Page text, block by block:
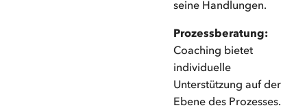
seine Handlungen.
Prozessberatung:
Coaching bietet
individuelle
Unterstützung auf der
Ebene des Prozesses.